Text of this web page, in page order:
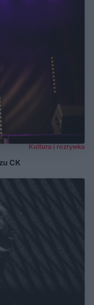
Kultura i rozrywka
CK